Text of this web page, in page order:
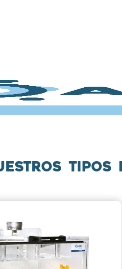
Ver los modelos
tipos